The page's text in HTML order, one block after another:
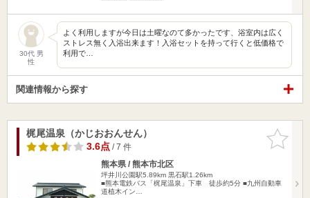
30代 男
性
よく利用しますが今日は土曜なのて多かったです、浴室内は広く
ストレス無く入浴出来ます！入浴セットを持って行くと低価格で
利用で…
関連情報から探す
お気に入
りに追加
梶尾温泉（かじおおんせん）
3.6点/ 7 件
熊本県 / 熊本市北区
坪井川公園駅5.89km 黒石駅1.26km
■熊本電鉄バス「梶尾温泉」下車 徒歩約5分 ■九州自動車
道植木イン…